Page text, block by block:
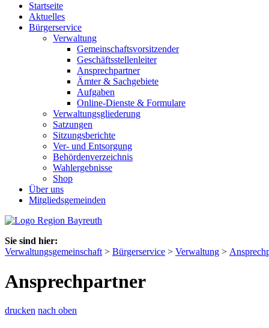
Startseite
Aktuelles
Bürgerservice
Verwaltung
Gemeinschaftsvorsitzender
Geschäftsstellenleiter
Ansprechpartner
Ämter & Sachgebiete
Aufgaben
Online-Dienste & Formulare
Verwaltungsgliederung
Satzungen
Sitzungsberichte
Ver- und Entsorgung
Behördenverzeichnis
Wahlergebnisse
Shop
Über uns
Mitgliedsgemeinden
Sie sind hier:
Verwaltungsgemeinschaft > Bürgerservice > Verwaltung >
Ansprechpartner
drucken nach oben